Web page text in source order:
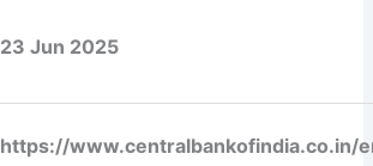
23 Jun 2025
https://www.centralbankofindia.co.in/